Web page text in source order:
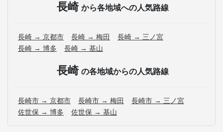
長崎 から各地域への人気路線
長崎 → 京都市 長崎 → 梅田
長崎 → 三ノ宮
長崎 → 博多
長崎 → 基山
長崎 の各地域からの人気路線
長崎市 → 京都市 長崎市 → 梅田
長崎市 → 三ノ宮
佐世保 → 博多
佐世保 → 基山